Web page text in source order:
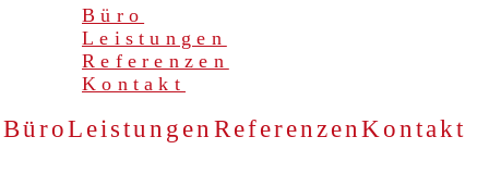
Büro
Leistungen
Referenzen
Kontakt
BüroLeistungen Referenzen Kontakt